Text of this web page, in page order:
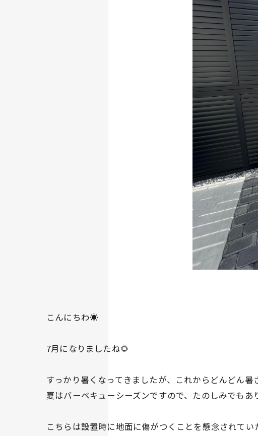
こんにちわ☀️
7月になりましたね🌻
すっかり暑くなってきましたが、これからどんどん
夏はバーベキューシーズンですので、たのしみでもあ
こちらは設置時に地面に傷がつくことを懸念されて